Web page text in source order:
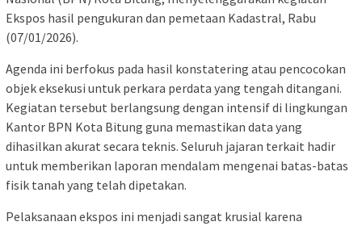
Ekspos hasil pengukuran dan pemetaan Kadastral, Rabu
(07/01/2026).
Agenda ini berfokus pada hasil konstatering atau pencocokan
objek eksekusi untuk perkara perdata yang tengah ditangani.
Kegiatan tersebut berlangsung dengan intensif di lingkungan
Kantor BPN Kota Bitung guna memastikan data yang
dihasilkan akurat secara teknis. Seluruh jajaran terkait hadir
untuk memberikan laporan mendalam mengenai batas-batas
fisik tanah yang telah dipetakan.
Pelaksanaan ekspos ini menjadi sangat krusial karena